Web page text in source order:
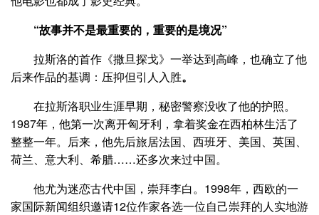
“故事并不是最重要的，重要的是境况”
拉斯洛的首作《撒旦探戈》一举达到高峰，也确立了他
后来作品的基调：压抑但引人入胜。
在拉斯洛职业生涯早期，秘密警察没收了他的护照。
1987年，他第一次离开匈牙利，拿着奖金在西柏林生活了
整整一年。后来，他先后旅居法国、西班牙、美国、英国、
荷兰、意大利、希腊……还多次来过中国。
他尤为迷恋古代中国，崇拜李白。1998年，西欧的一
家国际新闻组织邀请12位作家各选一位自己崇拜的人实地游